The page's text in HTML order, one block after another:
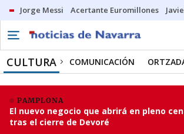
Jorge Messi Acertante Euromillones
CULTURA COMUNICACIÓN
PAMPLONA
El nuevo negocio que abrirá en pleno
tras el cierre de Devoré